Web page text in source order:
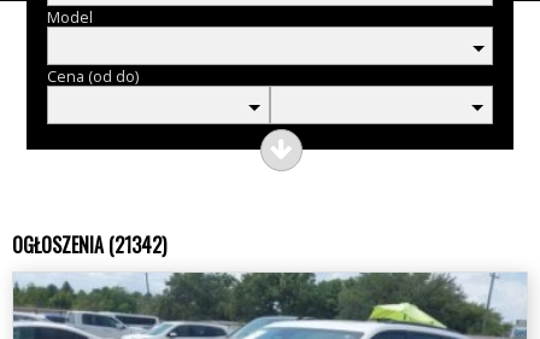
Model
Cena (od do)
OGŁOSZENIA (21342)